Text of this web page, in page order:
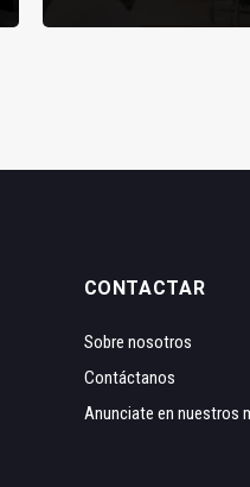
CONTACTAR
Sobre nosotros
Contáctanos
Anunciate en nuestros